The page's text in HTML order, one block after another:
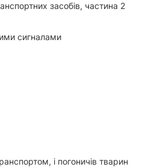
засобів, частина 2
сигналами
і погоничів тварин